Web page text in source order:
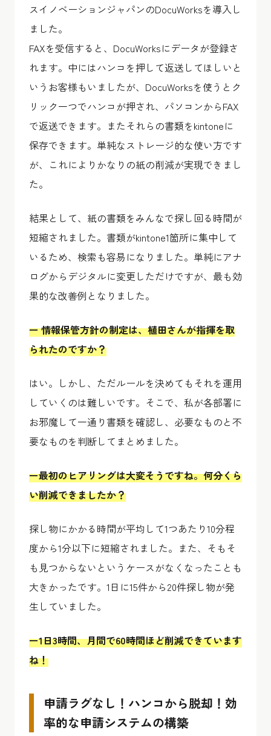
スイノベーションジャパンのDocuWorksを導入し
ました。
FAXを受信すると、DocuWorksにデータが登録さ
れます。中にはハンコを押して返送してほしいと
いうお客様もいましたが、DocuWorksを使うとク
リック一つでハンコが押され、パソコンからFAX
で返送できます。またそれらの書類をkintoneに
保存できます。単純なストレージ的な使い方です
が、これによりかなりの紙の削減が実現できまし
た。
結果として、紙の書類をみんなで探し回る時間が
短縮されました。書類がkintone1箇所に集中して
いるため、検索も容易になりました。単純にアナ
ログからデジタルに変更しただけですが、最も効
果的な改善例となりました。
ー 情報保管方針の制定は、植田さんが指揮を取
られたのですか？
はい。しかし、ただルールを決めてもそれを運用
していくのは難しいです。そこで、私が各部署に
お邪魔して一通り書類を確認し、必要なものと不
要なものを判断してまとめました。
ー最初のヒアリングは大変そうですね。何分くら
い削減できましたか？
探し物にかかる時間が平均して1つあたり10分程
度から1分以下に短縮されました。また、そもそ
も見つからないというケースがなくなったことも
大きかったです。1日に15件から20件探し物が発
生していました。
ー1日3時間、月間で60時間ほど削減できています
ね！
申請ラグなし！ハンコから脱却！効
率的な申請システムの構築